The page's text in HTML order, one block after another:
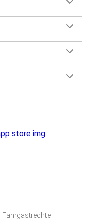
Fahrgastrechte